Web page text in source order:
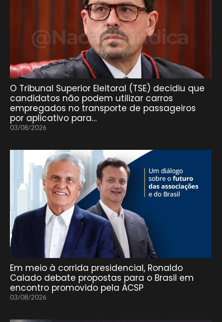
O Tribunal Superior Eleitoral (TSE) decidiu que
candidatos não podem utilizar carros
empregados no transporte de passageiros
por aplicativo para…
03/08/2026
Em meio à corrida presidencial, Ronaldo
Caiado debate propostas para o Brasil em
encontro promovido pela ACSP
03/08/2026